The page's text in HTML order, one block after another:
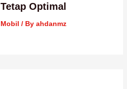
Optimal
Mobil / By ahdanmz